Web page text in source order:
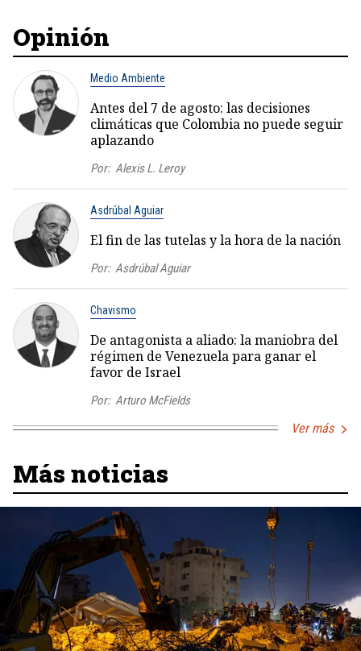
Opinión
Medio Ambiente
Antes del 7 de agosto: las decisiones
climáticas que Colombia no puede seguir
aplazando
Por: Alexis L. Leroy
Asdrúbal Aguiar
El fin de las tutelas y la hora de la nación
Por: Asdrúbal Aguiar
Chavismo
De antagonista a aliado: la maniobra del
régimen de Venezuela para ganar el
favor de Israel
Por: Arturo McFields
Ver más
Más noticias